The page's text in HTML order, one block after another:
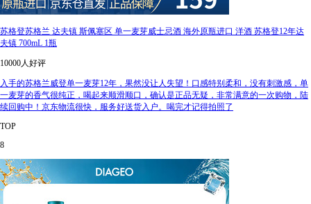
苏格登苏格兰 达夫镇 斯佩塞区 单一麦芽威士忌酒 海外原瓶进口 洋酒 苏格登12年达
夫镇 700mL 1瓶
10000人好评
入手的苏格兰威登单一麦芽12年，果然没让人失望！口感特别柔和，没有刺激感，单
一麦芽的香气很纯正，喝起来顺滑顺口，确认是正品无疑，非常满意的一次购物，陆
续回购中！京东物流很快，服务好送货入户。喝完才记得拍照了
TOP
8